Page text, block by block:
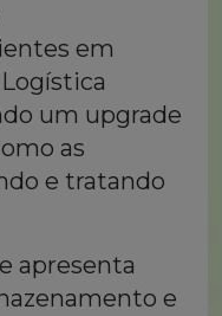
em
um upgrade
as
e tratando
apresenta
e